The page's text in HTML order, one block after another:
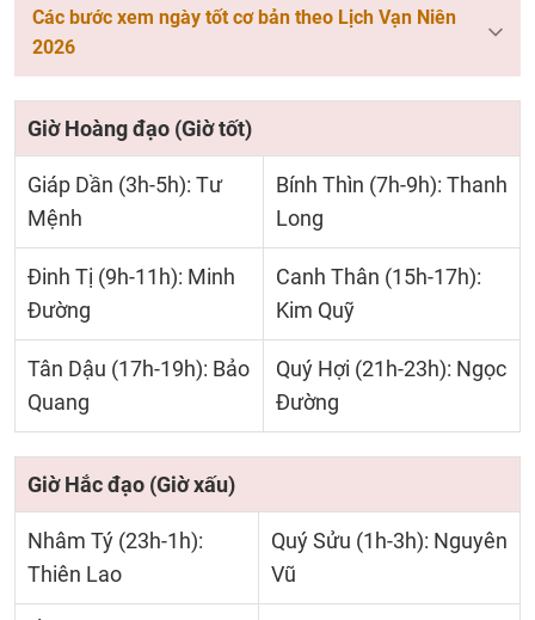
Các bước xem ngày tốt cơ bản theo Lịch Vạn Niên
2026
Giờ Hoàng đạo (Giờ tốt)
Giáp Dần (3h-5h): Tư
Mệnh
Bính Thìn (7h-9h): Thanh
Long
Đinh Tị (9h-11h): Minh
Đường
Canh Thân (15h-17h):
Kim Quỹ
Tân Dậu (17h-19h): Bảo
Quang
Quý Hợi (21h-23h): Ngọc
Đường
Giờ Hắc đạo (Giờ xấu)
Nhâm Tý (23h-1h):
Thiên Lao
Quý Sửu (1h-3h): Nguyên
Vũ